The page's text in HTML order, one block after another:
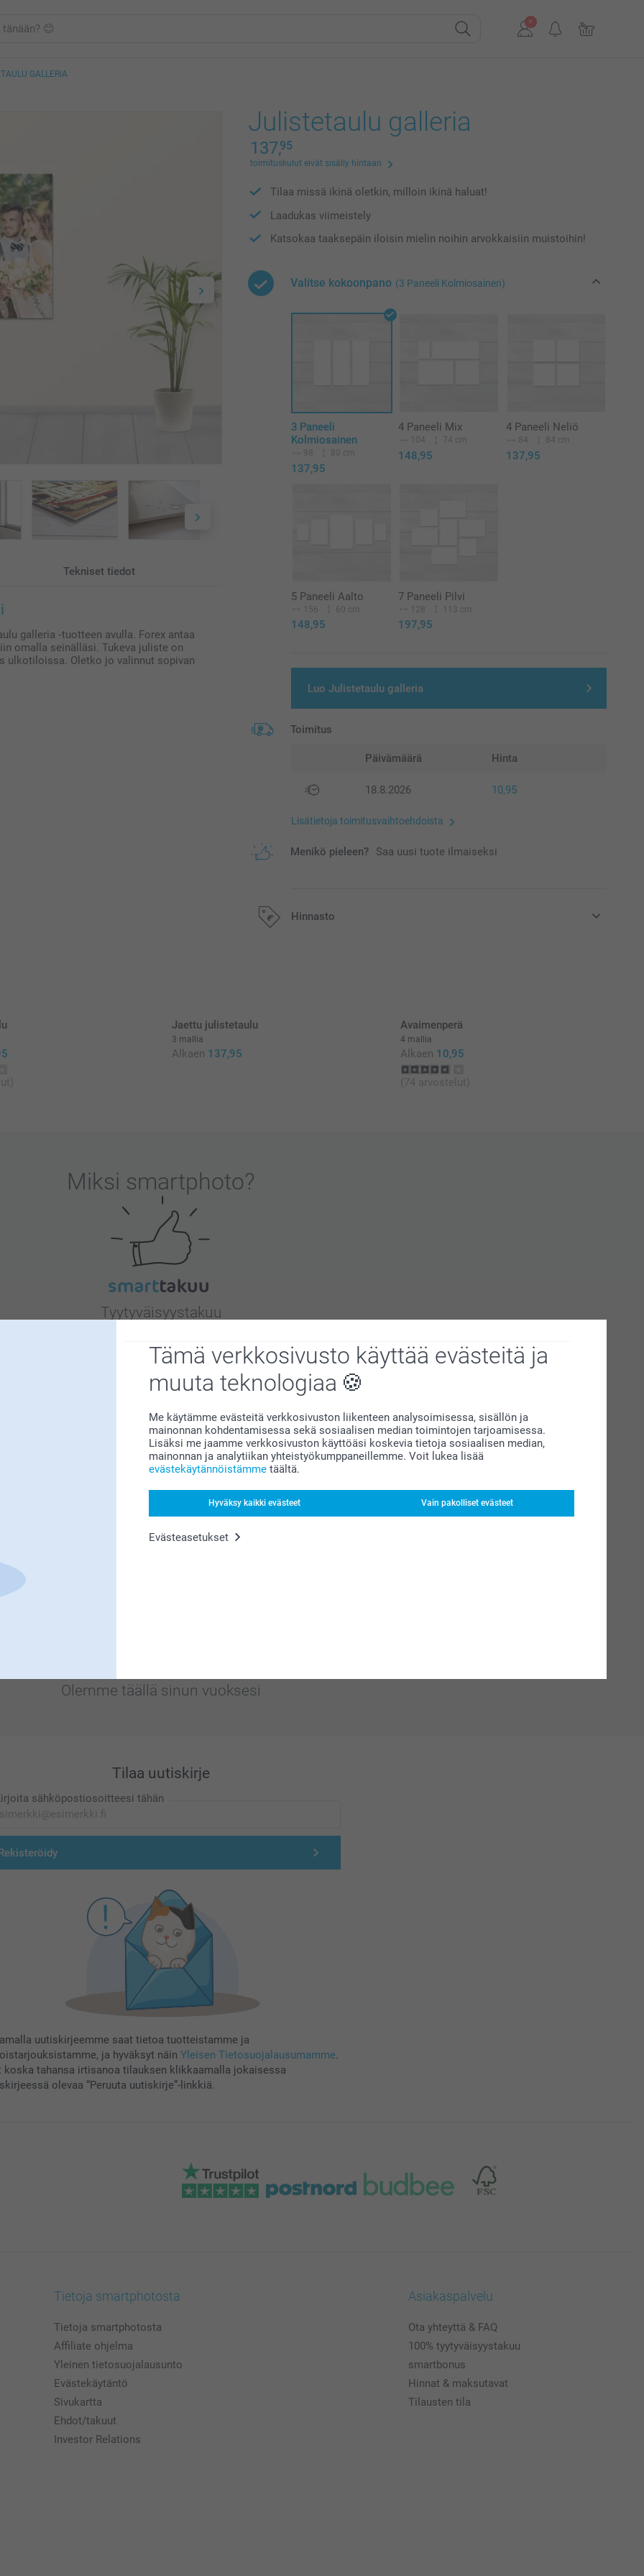
Tämä verkkosivusto käyttää evästeitä ja
muuta teknologiaa
Me käytämme evästeitä verkkosivuston liikenteen analysoimisessa, sisällön ja
mainonnan kohdentamisessa sekä sosiaalisen median toimintojen tarjoamisessa.
Lisäksi me jaamme verkkosivuston käyttöäsi koskevia tietoja sosiaalisen median,
mainonnan ja analytiikan yhteistyökumppaneillemme. Voit lukea lisää
evästekäytännöistämme täältä.
Hyväksy kaikki evästeet Vain pakolliset evästeet
Evästeasetukset
GALLERIA
Tekniset tiedot
galleria ‑tuotteen avulla. Forex antaa
omalla seinälläsi. Tukeva juliste on
ulkotiloissa. Oletko jo valinnut sopivan
Julistetaulu galleria
137,95
toimituskulut eivät sisälly hintaan
Tilaa missä ikinä oletkin, milloin ikinä haluat!
Laadukas viimeistely
Katsokaa taaksepäin iloisin mielin noihin arvokkaisiin muistoihin!
Valitse kokoonpano (3 Paneeli Kolmiosainen)
3 Paneeli
Kolmiosainen
98 80 cm
137,95
4 Paneeli Mix
104 74 cm
148,95
4 Paneeli Neliö
84 84 cm
137,95
5 Paneeli Aalto
156 60 cm
148,95
7 Paneeli Pilvi
128 113 cm
197,95
Luo Julistetaulu galleria
Toimitus
Päivämäärä Hinta
18.8.2026 10,95
Lisätietoja toimitusvaihtoehdoista
Menikö pieleen? Saa uusi tuote ilmaiseksi
Hinnasto
Jaettu julistetaulu
3 mallia
Alkaen 137,95
Avaimenperä
4 mallia
Alkaen 10,95
(74 arvostelut)
Miksi smartphoto?
Tyytyväisyystakuu
Bonusta kaikista tilauksista
Olemme täällä sinun vuoksesi
Tilaa uutiskirje
sähköpostiosoitteesi tähän
uutiskirjeemme saat tietoa tuotteistamme ja
ja hyväksyt näin Yleisen Tietosuojalausumamme.
koska tahansa irtisanoa tilauksen klikkaamalla jokaisessa
olevaa “Peruuta uutiskirje”-linkkiä.
Tietoja smartphotosta
Tietoja smartphotosta
Affiliate ohjelma
Yleinen tietosuojalausunto
Evästekäytäntö
Sivukartta
Ehdot/takuut
Investor Relations
Asiakaspalvelu
Ota yhteyttä & FAQ
100% tyytyväisyystakuu
smartbonus
Hinnat & maksutavat
Tilausten tila